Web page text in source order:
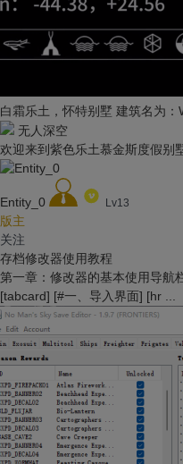
白霜乐土，怀特别墅 建筑名为：
无人深空
欢迎来到紫色乐土慕金斯度假别
Entity_0 Lv13
版主
关注
存档修改器使用教程
第一章：修改器的基本使用导航
[tabcard] [#一、导入界面] [hr ...